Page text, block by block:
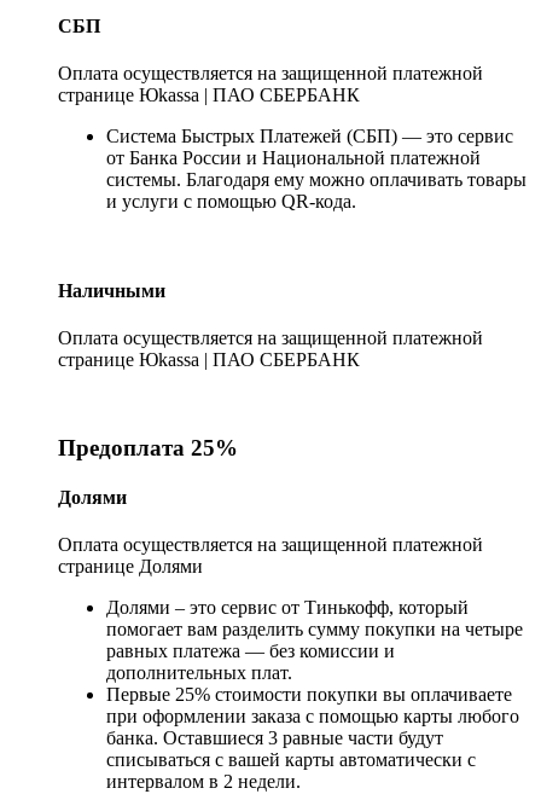
СБП
Оплата осуществляется на защищенной платежной
странице Юkassa | ПАО СБЕРБАНК
Система Быстрых Платежей (СБП) — это сервис
от Банка России и Национальной платежной
системы. Благодаря ему можно оплачивать товары
и услуги с помощью QR-кода.
Наличными
Оплата осуществляется на защищенной платежной
странице Юkassa | ПАО СБЕРБАНК
Предоплата 25%
Долями
Оплата осуществляется на защищенной платежной
странице Долями
Долями – это сервис от Тинькофф, который
помогает вам разделить сумму покупки на четыре
равных платежа — без комиссии и
дополнительных плат.
Первые 25% стоимости покупки вы оплачиваете
при оформлении заказа с помощью карты любого
банка. Оставшиеся 3 равные части будут
списываться с вашей карты автоматически с
интервалом в 2 недели.